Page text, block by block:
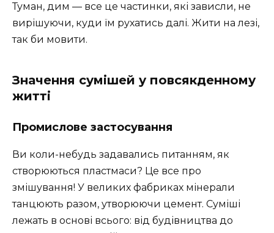
Туман, дим — все це частинки, які зависли, не
вирішуючи, куди їм рухатись далі. Жити на лезі,
так би мовити.
Значення сумішей у повсякденному
житті
Промислове застосування
Ви коли-небудь задавались питанням, як
створюються пластмаси? Це все про
змішування! У великих фабриках мінерали
танцюють разом, утворюючи цемент. Суміші
лежать в основі всього: від будівництва до